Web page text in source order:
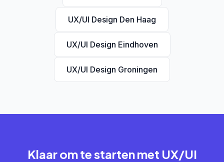
UX/UI Design Den Haag
UX/UI Design Eindhoven
UX/UI Design Groningen
Klaar om te starten met UX/UI